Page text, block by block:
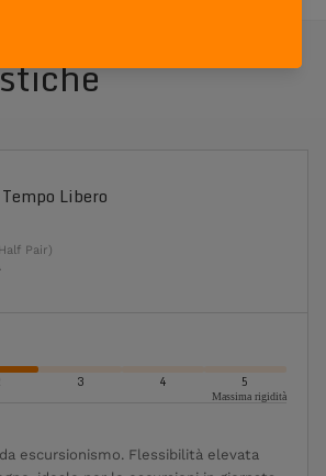
ROSSO ARANCIONE
Libero
Pair)
3 4 5
Massima rigidità
escursionismo. Flessibilità elevata